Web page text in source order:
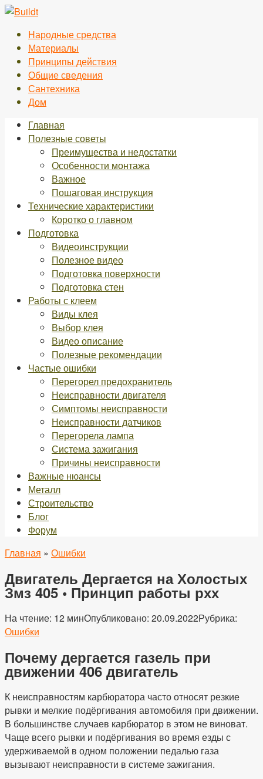
Перейти
контентуНародные средства
Материалы
Принципы действия
Общие сведения
Сантехника
Дом
Главная
Полезные советы
Преимущества и недостатки
Особенности монтажа
Важное
Пошаговая инструкция
Технические характеристики
Коротко о главном
Подготовка
Видеоинструкции
Полезное видео
Подготовка поверхности
Подготовка стен
Работы с клеем
Виды клея
Выбор клея
Видео описание
Полезные рекомендации
Частые ошибки
Перегорел предохранитель
Неисправности двигателя
Симптомы неисправности
Неисправности датчиков
Перегорела лампа
Система зажигания
Причины неисправности
Важные нюансы
Металл
Строительство
Блог
Форум
Главная » Ошибки
Двигатель Дергается на Холостых
Змз 405 • Принцип работы рхх
На чтение: 12 минОпубликовано: 20.09.2022Рубрика:
Ошибки
Почему дергается газель при
движении 406 двигатель
К неисправностям карбюратора часто относят резкие
рывки и мелкие подёргивания автомобиля при движении.
В большинстве случаев карбюратор в этом не виноват.
Чаще всего рывки и подёргивания во время езды с
удерживаемой в одном положении педалью газа
вызывают неисправности в системе зажигания.